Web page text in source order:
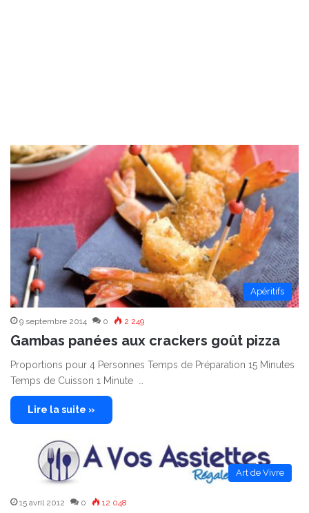
Apéritifs
9 septembre 2014 0 2 249
Gambas panées aux crackers goût pizza
Proportions pour 4 Personnes Temps de Préparation 15 Minutes
Temps de Cuisson 1 Minute …
Lire la suite »
Art de Vivre
15 avril 2012 0 12 048